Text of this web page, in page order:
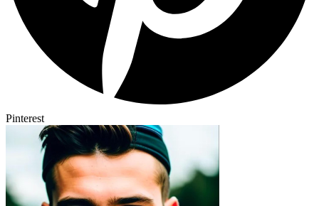
Pinterest